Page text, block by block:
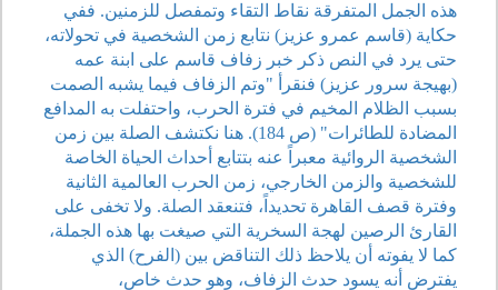
هذه الجمل المتفرقة نقاط التقاء وتمفصل للزمنين. ففي
حكاية (قاسم عمرو عزيز) نتابع زمن الشخصية في تحولاته،
حتى يرد في النص ذكر خبر زفاف قاسم على ابنة عمه
(بهيجة سرور عزيز) فنقرأ "وتم الزفاف فيما يشبه الصمت
بسبب الظلام المخيم في فترة الحرب، واحتفلت به المدافع
المضادة للطائرات" (ص 184). هنا نكتشف الصلة بين زمن
الشخصية الروائية معبراً عنه بتتابع أحداث الحياة الخاصة
للشخصية والزمن الخارجي، زمن الحرب العالمية الثانية
وفترة قصف القاهرة تحديداً، فتنعقد الصلة. ولا تخفى على
القارئ الرصين لهجة السخرية التي صيغت بها هذه الجملة،
كما لا يفوته أن يلاحظ ذلك التناقض بين (الفرح) الذي
يفترض أنه يسود حدث الزفاف، وهو حدث خاص،